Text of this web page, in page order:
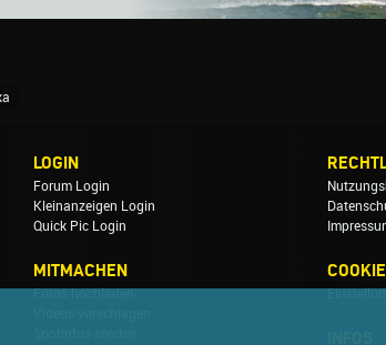
LOGIN
Forum Login
Kleinanzeigen Login
Quick Pic Login
MITMACHEN